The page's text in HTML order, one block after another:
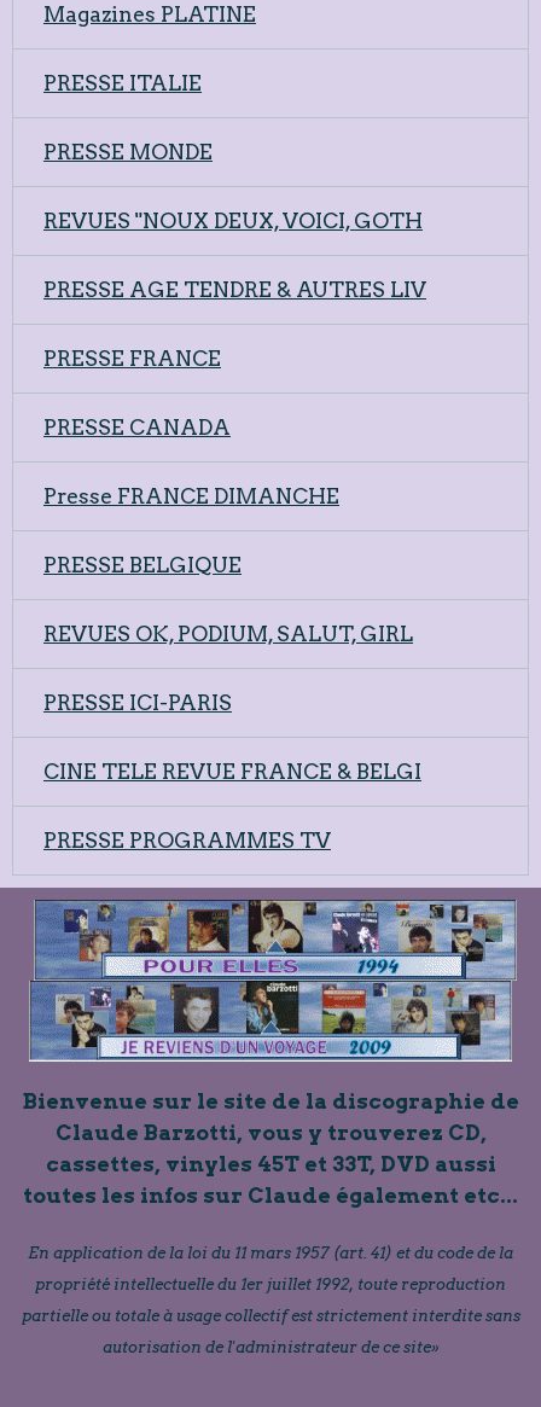
Magazines PLATINE
PRESSE ITALIE
PRESSE MONDE
REVUES "NOUX DEUX, VOICI, GOTH
PRESSE AGE TENDRE & AUTRES LIV
PRESSE FRANCE
PRESSE CANADA
Presse FRANCE DIMANCHE
PRESSE BELGIQUE
REVUES OK, PODIUM, SALUT, GIRL
PRESSE ICI-PARIS
CINE TELE REVUE FRANCE & BELGI
PRESSE PROGRAMMES TV
Bienvenue sur le site de la discographie de
Claude Barzotti, vous y trouverez CD,
cassettes, vinyles 45T et 33T, DVD aussi
toutes les infos sur Claude également etc...
En application de la loi du 11 mars 1957 (art. 41) et du code de la
propriété intellectuelle du 1er juillet 1992, toute reproduction
partielle ou totale à usage collectif est strictement interdite sans
autorisation de l'administrateur de ce site»